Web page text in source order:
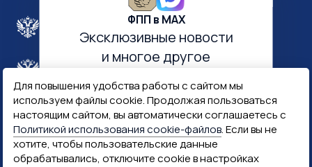
Для повышения удобства работы с сайтом мы
используем файлы cookie. Продолжая пользоваться
настоящим сайтом, вы автоматически соглашаетесь с
Политикой использования cookie-файлов. Если вы не
хотите, чтобы пользовательские данные
обрабатывались, отключите cookie в настройках
Правительство России
Госуслуги Госключ
Госслужба
ФПП в МАХ
Эксклюзивные новости
и многое другое